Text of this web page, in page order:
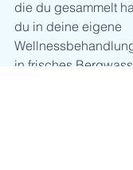
die du gesammelt
du in deine eigene
in frisches